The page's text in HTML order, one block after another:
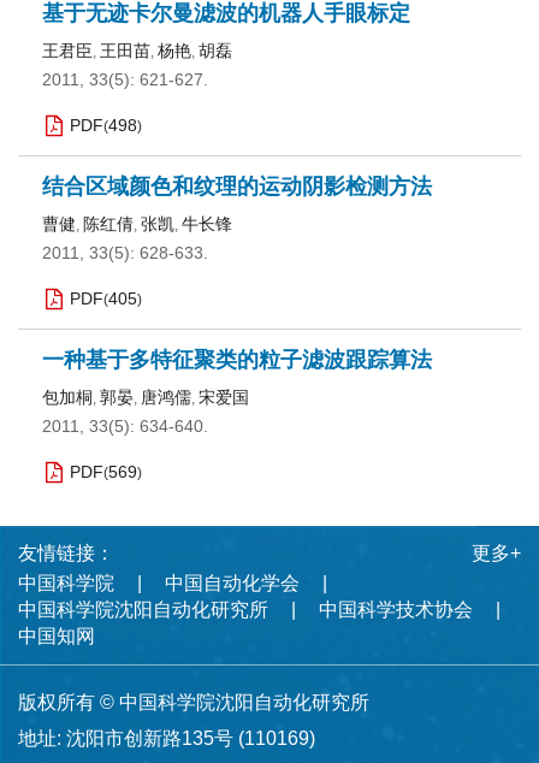
基于无迹卡尔曼滤波的机器人手眼标定
王君臣, 王田苗, 杨艳, 胡磊
2011, 33(5): 621-627.
PDF(498)
结合区域颜色和纹理的运动阴影检测方法
曹健, 陈红倩, 张凯, 牛长锋
2011, 33(5): 628-633.
PDF(405)
一种基于多特征聚类的粒子滤波跟踪算法
包加桐, 郭晏, 唐鸿儒, 宋爱国
2011, 33(5): 634-640.
PDF(569)
友情链接：
中国科学院
中国自动化学会
中国科学院沈阳自动化研究所
中国科学技术协会
中国知网
更多+
版权所有 © 中国科学院沈阳自动化研究所
地址: 沈阳市创新路135号 (110169)